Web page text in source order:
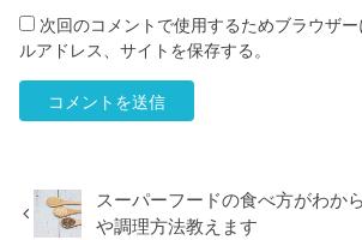
次回のコメントで使用するためブラウザ
ルアドレス、サイトを保存する。
スーパーフードの食べ方がわか
や調理方法教えます